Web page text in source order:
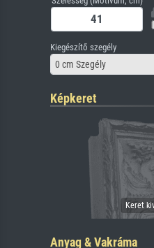
Kiegészítő szegély
0 cm Szegély
Képkeret
Anyag & Vakráma